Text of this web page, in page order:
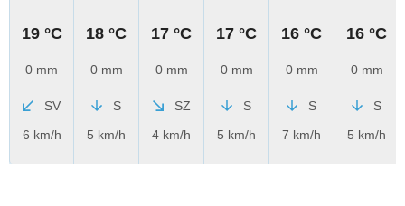
19 °C
0 mm
SV
6 km/h
18 °C
0 mm
S
5 km/h
17 °C
0 mm
SZ
4 km/h
17 °C
0 mm
S
5 km/h
16 °C
0 mm
S
7 km/h
16 °C
0 mm
S
5 km/h